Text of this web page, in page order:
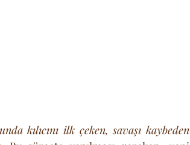
kılıcını ilk çeken, savaşı kaybeden